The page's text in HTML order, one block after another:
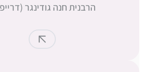
הרבנית חנה גודינגר (דרייפוס)